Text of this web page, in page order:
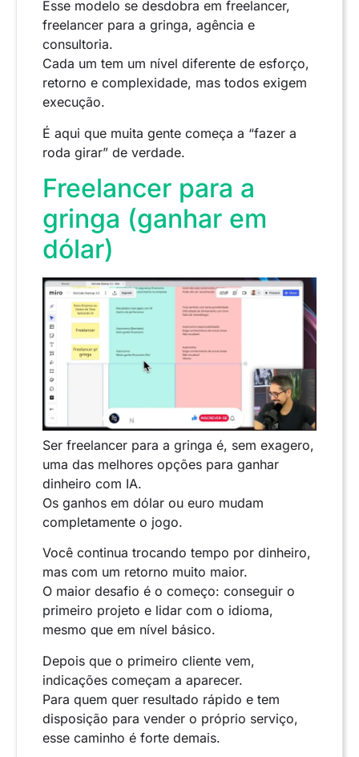
Esse modelo se desdobra em freelancer,
freelancer para a gringa, agência e
consultoria.
Cada um tem um nível diferente de esforço,
retorno e complexidade, mas todos exigem
execução.
É aqui que muita gente começa a “fazer a
roda girar” de verdade.
Freelancer para a
gringa (ganhar em
dólar)
Ser freelancer para a gringa é, sem exagero,
uma das melhores opções para ganhar
dinheiro com IA.
Os ganhos em dólar ou euro mudam
completamente o jogo.
Você continua trocando tempo por dinheiro,
mas com um retorno muito maior.
O maior desafio é o começo: conseguir o
primeiro projeto e lidar com o idioma,
mesmo que em nível básico.
Depois que o primeiro cliente vem,
indicações começam a aparecer.
Para quem quer resultado rápido e tem
disposição para vender o próprio serviço,
esse caminho é forte demais.